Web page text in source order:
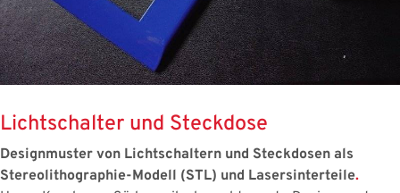
Lichtschalter und Steckdose
Designmuster von Lichtschaltern und Steckdosen als
Stereolithographie-Modell (STL) und Lasersinterteile.